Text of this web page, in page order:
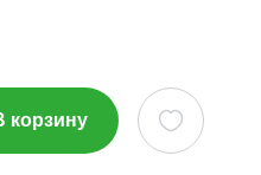
корзину